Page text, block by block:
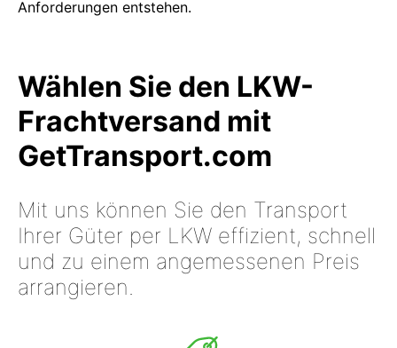
Anforderungen entstehen.
Wählen Sie den LKW-
Frachtversand mit
GetTransport.com
Mit uns können Sie den Transport
Ihrer Güter per LKW effizient, schnell
und zu einem angemessenen Preis
arrangieren.